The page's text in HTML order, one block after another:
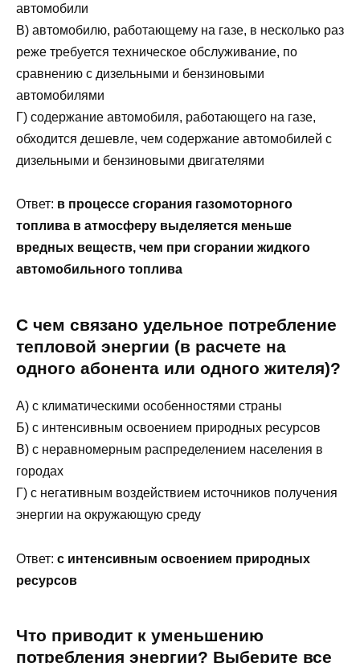
автомобили
В) автомобилю, работающему на газе, в несколько раз
реже требуется техническое обслуживание, по
сравнению с дизельными и бензиновыми
автомобилями
Г) содержание автомобиля, работающего на газе,
обходится дешевле, чем содержание автомобилей с
дизельными и бензиновыми двигателями
Ответ: в процессе сгорания газомоторного
топлива в атмосферу выделяется меньше
вредных веществ, чем при сгорании жидкого
автомобильного топлива
С чем связано удельное потребление
тепловой энергии (в расчете на
одного абонента или одного жителя)?
А) с климатическими особенностями страны
Б) с интенсивным освоением природных ресурсов
В) с неравномерным распределением населения в
городах
Г) с негативным воздействием источников получения
энергии на окружающую среду
Ответ: с интенсивным освоением природных
ресурсов
Что приводит к уменьшению
потребления энергии? Выберите все